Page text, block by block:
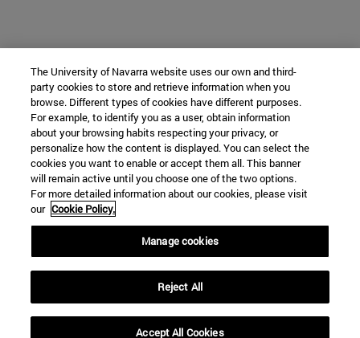
The University of Navarra website uses our own and third-
party cookies to store and retrieve information when you
browse. Different types of cookies have different purposes.
For example, to identify you as a user, obtain information
about your browsing habits respecting your privacy, or
personalize how the content is displayed. You can select the
cookies you want to enable or accept them all. This banner
will remain active until you choose one of the two options.
For more detailed information about our cookies, please visit
our Cookie Policy.
Manage cookies
Reject All
Accept All Cookies